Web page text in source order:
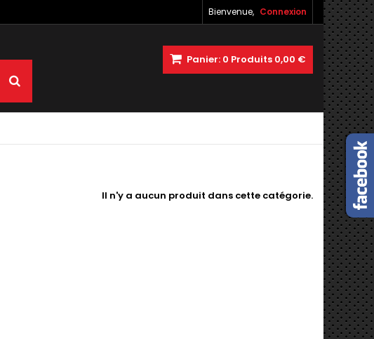
Bienvenue, Connexion
Panier: 0 Produits 0,00 €
Il n'y a aucun produit dans cette catégorie.